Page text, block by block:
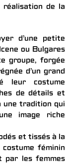
de la
d’une petite
ou Bulgares
groupe, forgée
d’un grand
leur costume
de détails et
une tradition qui
image riche
et tissés à la
féminin
par les femmes